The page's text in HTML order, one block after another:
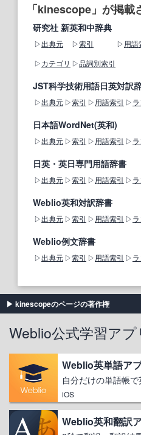
「kinescope」が掲載
研究社 新英和中辞典
出典元 索引 用語
カテゴリ
品詞別索引
JST科学技術用語日英対訳
出典元 索引 用語索引
日本語WordNet(英和)
出典元 索引 用語索引
日英・英日専門用語辞書
出典元 索引 用語索引
Weblio英和対訳辞書
出典元 索引 用語索引
Weblio例文辞書
出典元 索引 用語索引
kinescopeのページの著作権
Weblio公式学習アプ
Weblio英単語ア
自分だけの単語帳
iOS
Weblio英和翻訳